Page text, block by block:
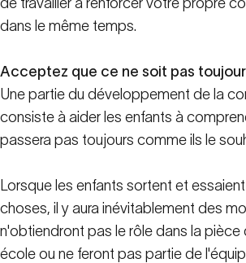
de travailler à renforcer votre propre
dans le même temps.
Acceptez que ce ne soit pas
Une partie du développement de la
consiste à aider les enfants à
passera pas toujours comme ils le
Lorsque les enfants sortent et
choses, il y aura inévitablement des
n'obtiendront pas le rôle dans la pièce
école ou ne feront pas partie de